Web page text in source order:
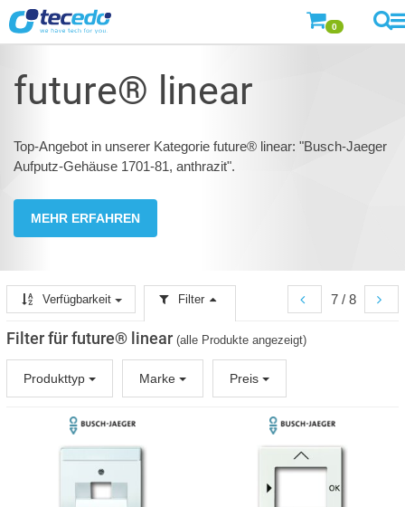
0
future® linear
Top-Angebot in unserer Kategorie future® linear: "Busch-Jaeger
Aufputz-Gehäuse 1701-81, anthrazit".
MEHR ERFAHREN
7 / 8
Verfügbarkeit Filter
Filter für future® linear (alle Produkte angezeigt)
Produkttyp Marke Preis